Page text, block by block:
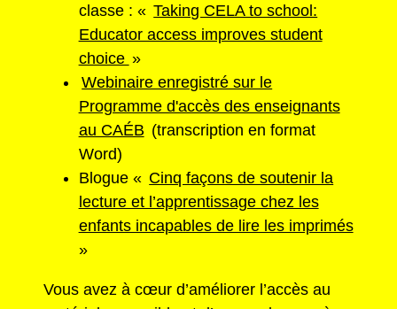
classe : « Taking CELA to school:
Educator access improves student
choice »
Webinaire enregistré sur le
Programme d'accès des enseignants
au CAÉB (transcription en format
Word)
Blogue « Cinq façons de soutenir la
lecture et l’apprentissage chez les
enfants incapables de lire les imprimés
»
Vous avez à cœur d’améliorer l’accès au